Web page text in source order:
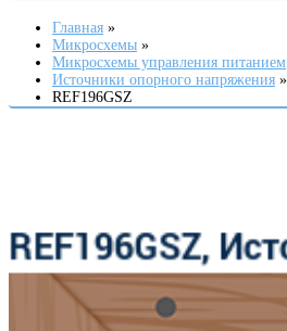
Главная
Микросхемы
Микросхемы управления питанием
Источники опорного напряжения
REF196GSZ